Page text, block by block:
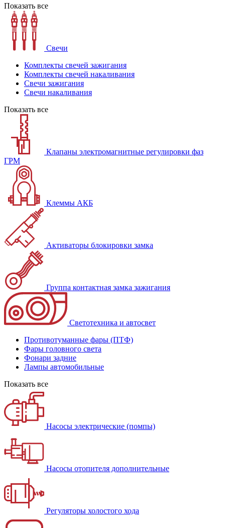
Показать все
Свечи
Комплекты свечей зажигания
Комплекты свечей накаливания
Свечи зажигания
Свечи накаливания
Показать все
Клапаны электромагнитные регулировки фаз
ГРМ
Клеммы АКБ
Активаторы блокировки замка
Группа контактная замка зажигания
Светотехника и автосвет
Противотуманные фары (ПТФ)
Фары головного света
Фонари задние
Лампы автомобильные
Показать все
Насосы электрические (помпы)
Насосы отопителя дополнительные
Регуляторы холостого хода